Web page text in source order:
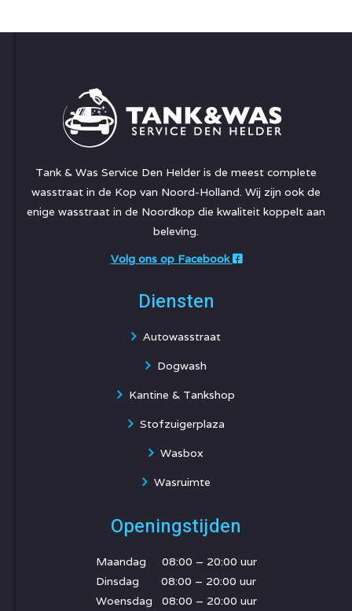
Tank & Was Service Den Helder is de meest complete
wasstraat in de Kop van Noord-Holland. Wij zijn ook de
enige wasstraat in de Noordkop die kwaliteit koppelt aan
beleving.
Volg ons op Facebook
Diensten
Autowasstraat
Dogwash
Kantine & Tankshop
Stofzuigerplaza
Wasbox
Wasruimte
Openingstijden
Maandag 08:00 – 20:00 uur
Dinsdag 08:00 – 20:00 uur
Woensdag 08:00 – 20:00 uur